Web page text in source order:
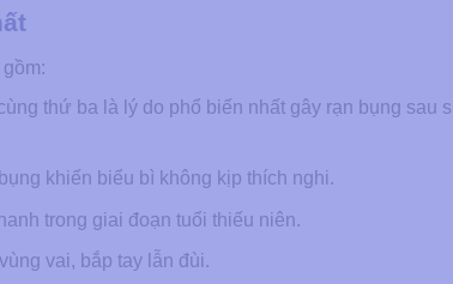
thứ ba là lý do phổ biến nhất gây rạn bụng sau
khiến biểu bì không kịp thích nghi.
trong giai đoạn tuổi thiếu niên.
vai, bắp tay lẫn đùi.